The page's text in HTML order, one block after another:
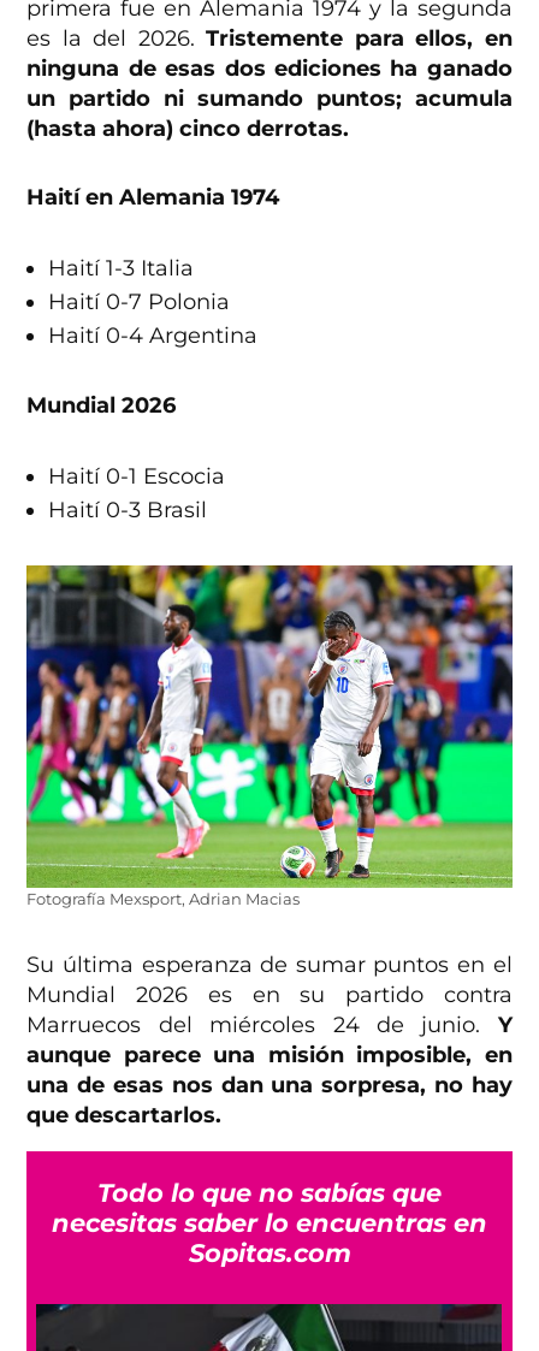
primera fue en Alemania 1974 y la segunda
es la del 2026. Tristemente para ellos, en
ninguna de esas dos ediciones ha ganado
un partido ni sumando puntos; acumula
(hasta ahora) cinco derrotas.
Haití en Alemania 1974
Haití 1-3 Italia
Haití 0-7 Polonia
Haití 0-4 Argentina
Mundial 2026
Haití 0-1 Escocia
Haití 0-3 Brasil
Fotografía Mexsport, Adrian Macias
Su última esperanza de sumar puntos en el
Mundial 2026 es en su partido contra
Marruecos del miércoles 24 de junio. Y
aunque parece una misión imposible, en
una de esas nos dan una sorpresa, no hay
que descartarlos.
Todo lo que no sabías que
necesitas saber lo encuentras en
Sopitas.com